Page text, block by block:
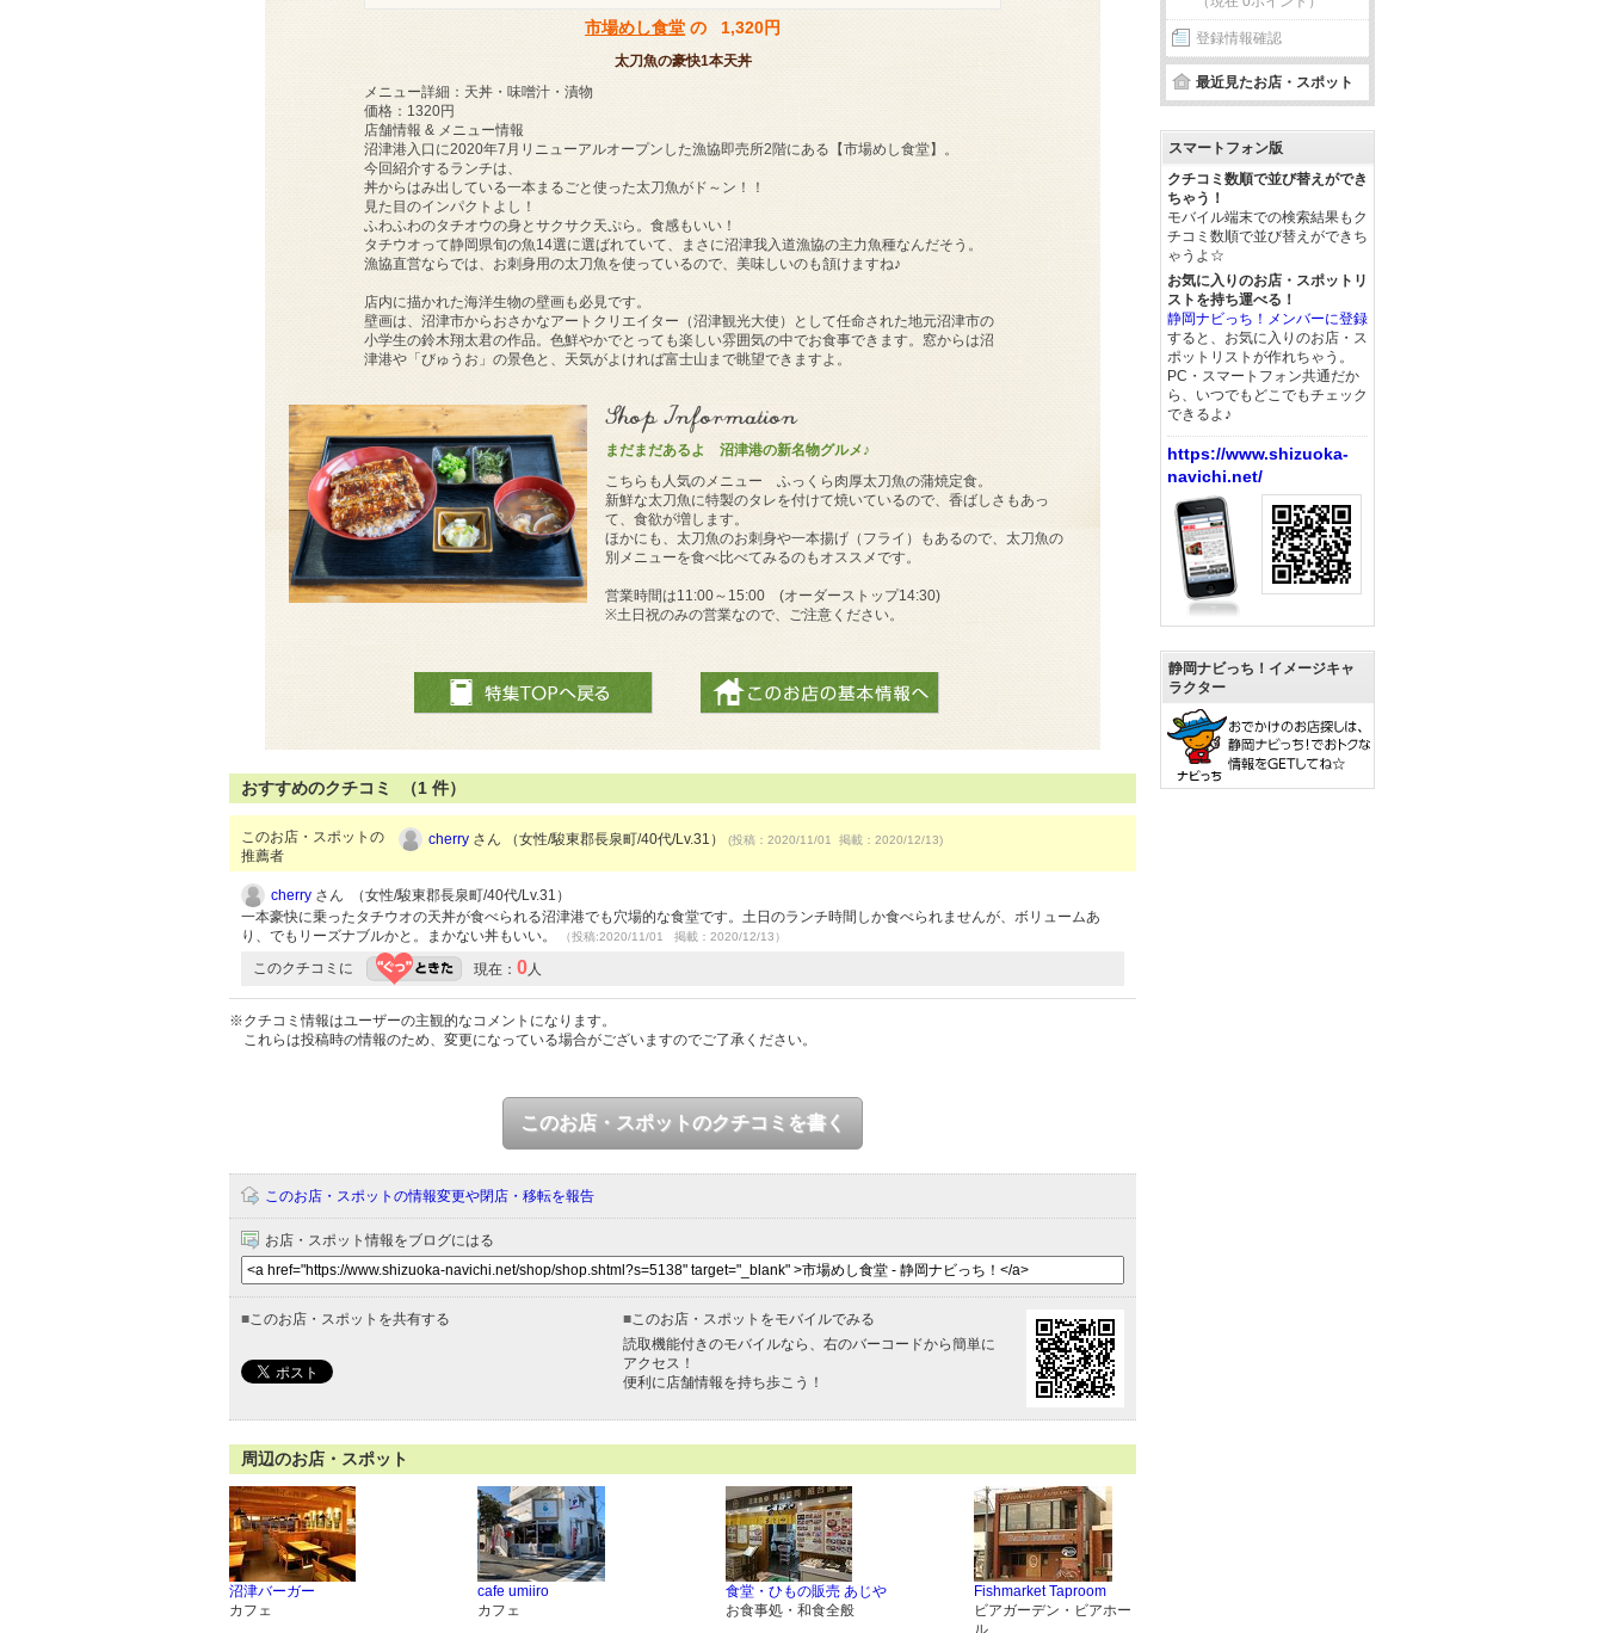
市場めし食堂 の 1,320円
太刀魚の豪快1本天丼
メニュー詳細：天丼・味噌汁・漬物
価格：1320円
店舗情報 & メニュー情報
沼津港入口に2020年7月リニューアルオープンした漁協即売所2階にある【市場めし食堂】。
今回紹介するランチは、
丼からはみ出している一本まるごと使った太刀魚がド～ン！！
見た目のインパクトよし！
ふわふわのタチオウの身とサクサク天ぷら。食感もいい！
タチウオって静岡県旬の魚14選に選ばれていて、まさに沼津我入道漁協の主力魚種なんだそう。
漁協直営ならでは、お刺身用の太刀魚を使っているので、美味しいのも頷けますね♪
店内に描かれた海洋生物の壁画も必見です。
壁画は、沼津市からおさかなアートクリエイター（沼津観光大使）として任命された地元沼津市の
小学生の鈴木翔太君の作品。色鮮やかでとっても楽しい雰囲気の中でお食事できます。窓からは沼
津港や「びゅうお」の景色と、天気がよければ富士山まで眺望できますよ。
まだまだあるよ 沼津港の新名物グルメ♪
こちらも人気のメニュー ふっくら肉厚太刀魚の蒲焼定食。
新鮮な太刀魚に特製のタレを付けて焼いているので、香ばしさもあっ
て、食欲が増します。
ほかにも、太刀魚のお刺身や一本揚げ（フライ）もあるので、太刀魚の
別メニューを食べ比べてみるのもオススメです。
営業時間は11:00～15:00 (オーダーストップ14:30)
※土日祝のみの営業なので、ご注意ください。
おすすめのクチコミ （1 件）
このお店・スポットの
推薦者
cherry さん （女性/駿東郡長泉町/40代/Lv.31） (投稿：2020/11/01 掲載：2020/12/13)
cherry さん （女性/駿東郡長泉町/40代/Lv.31）
一本豪快に乗ったタチウオの天丼が食べられる沼津港でも穴場的な食堂です。土日のランチ時間しか食べられませんが、ボリュームあ
り、でもリーズナブルかと。まかない丼もいい。
（投稿:2020/11/01 掲載：2020/12/13）
このクチコミに 現在： 0人
※クチコミ情報はユーザーの主観的なコメントになります。
これらは投稿時の情報のため、変更になっている場合がございますのでご了承ください。
このお店・スポットのクチコミを書く
このお店・スポットの情報変更や閉店・移転を報告
お店・スポット情報をブログにはる
■このお店・スポットを共有する ■このお店・スポットをモバイルでみる
読取機能付きのモバイルなら、右のバーコードから簡単に
アクセス！
便利に店舗情報を持ち歩こう！
周辺のお店・スポット
沼津バーガー
カフェ
cafe umiiro
カフェ
食堂・ひもの販売 あじや
お食事処・和食全般
Fishmarket Taproom
ビアガーデン・ビアホー
ル
登録情報確認
最近見たお店・スポット
スマートフォン版
クチコミ数順で並び替えができ
ちゃう！
モバイル端末での検索結果もク
チコミ数順で並び替えができち
ゃうよ☆
お気に入りのお店・スポットリ
ストを持ち運べる！
静岡ナビっち！メンバーに登録
すると、お気に入りのお店・ス
ポットリストが作れちゃう。
PC・スマートフォン共通だか
ら、いつでもどこでもチェック
できるよ♪
https://www.shizuoka-
navichi.net/
静岡ナビっち！イメージキャ
ラクター